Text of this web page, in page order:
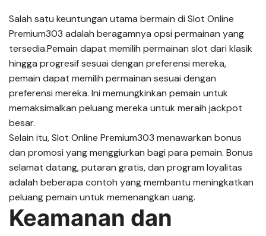
Salah satu keuntungan utama bermain di Slot Online
Premium303 adalah beragamnya opsi permainan yang
tersedia.Pemain dapat memilih permainan slot dari klasik
hingga progresif sesuai dengan preferensi mereka,
pemain dapat memilih permainan sesuai dengan
preferensi mereka. Ini memungkinkan pemain untuk
memaksimalkan peluang mereka untuk meraih jackpot
besar.
Selain itu, Slot Online Premium303 menawarkan bonus
dan promosi yang menggiurkan bagi para pemain. Bonus
selamat datang, putaran gratis, dan program loyalitas
adalah beberapa contoh yang membantu meningkatkan
peluang pemain untuk memenangkan uang.
Keamanan dan